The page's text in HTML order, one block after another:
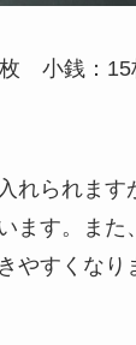
枚 小銭：
れられます
ます。また
やすくなり